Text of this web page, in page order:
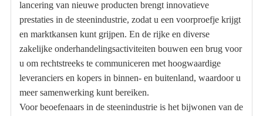
lancering van nieuwe producten brengt innovatieve
prestaties in de steenindustrie, zodat u een voorproefje krijgt
en marktkansen kunt grijpen. En de rijke en diverse
zakelijke onderhandelingsactiviteiten bouwen een brug voor
u om rechtstreeks te communiceren met hoogwaardige
leveranciers en kopers in binnen- en buitenland, waardoor u
meer samenwerking kunt bereiken.
Voor beoefenaars in de steenindustrie is het bijwonen van de